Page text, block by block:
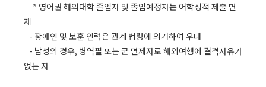
* 영어권 해외대학 졸업자 및 졸업예정자는 어학성적 제출 면
제
- 장애인 및 보훈 인력은 관계 법령에 의거하여 우대
- 남성의 경우, 병역필 또는 군 면제자로 해외여행에 결격사유가
없는 자